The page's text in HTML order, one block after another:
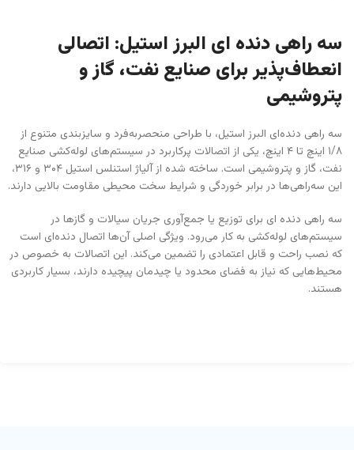
سه راهی دنده ای البرز استیل: اتصالی
انعطاف‌پذیر برای صنایع نفت، گاز و
پتروشیمی
سه‌ راهی دنده‌ای البرز استیل، با طراحی منحصربه‌فرد و سایزبندی متنوع از
۱/۸ اینچ تا ۴ اینچ، یکی از اتصالات پرکاربرد در سیستم‌های لوله‌کشی صنایع
نفت، گاز و پتروشیمی است. ساخته شده از آلیاژ استنلس استیل ۳۰۴ و ۳۱۶،
این سه‌راهی‌ها در برابر خوردگی و شرایط سخت محیطی مقاومت بالایی دارند.
سه راهی دنده ای برای توزیع یا جمع‌آوری جریان سیالات و گازها در
سیستم‌های لوله‌کشی به کار می‌رود. ویژگی اصلی آن‌ها اتصال دنده‌ای است
که نصب راحت و قابل اعتمادی را تضمین می‌کند. این اتصالات به خصوص در
محیط‌هایی که نیاز به فضای محدود یا چیدمان پیچیده دارند، بسیار کاربردی
هستند.